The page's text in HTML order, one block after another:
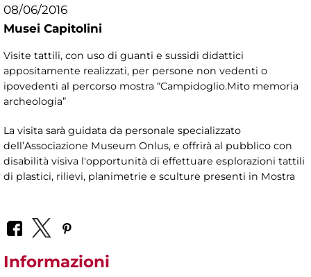
08/06/2016
Musei Capitolini
Visite tattili, con uso di guanti e sussidi didattici
appositamente realizzati, per persone non vedenti o
ipovedenti al percorso mostra “Campidoglio.Mito memoria
archeologia”
La visita sarà guidata da personale specializzato
dell’Associazione Museum Onlus, e offrirà al pubblico con
disabilità visiva l'opportunità di effettuare esplorazioni tattili
di plastici, rilievi, planimetrie e sculture presenti in Mostra
Informazioni